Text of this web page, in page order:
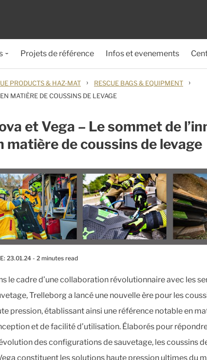
Projets de référence Infos et evenements
PRODUCTS & HAZ-MAT › RESCUE BAGS & EQUIPMENT ›
MATIÈRE DE COUSSINS DE LEVAGE
et Vega – Le sommet de
matière de coussins de levage
23.01.24 - 2 minutes read
le cadre d’une collaboration révolutionnaire avec les
Trelleborg a lancé une nouvelle ère pour les
pression, établissant ainsi une référence notable en
et de facilité d’utilisation. Élaborés pour
des configurations de sauvetage, les coussins
constituent les solutions haute pression ultimes du